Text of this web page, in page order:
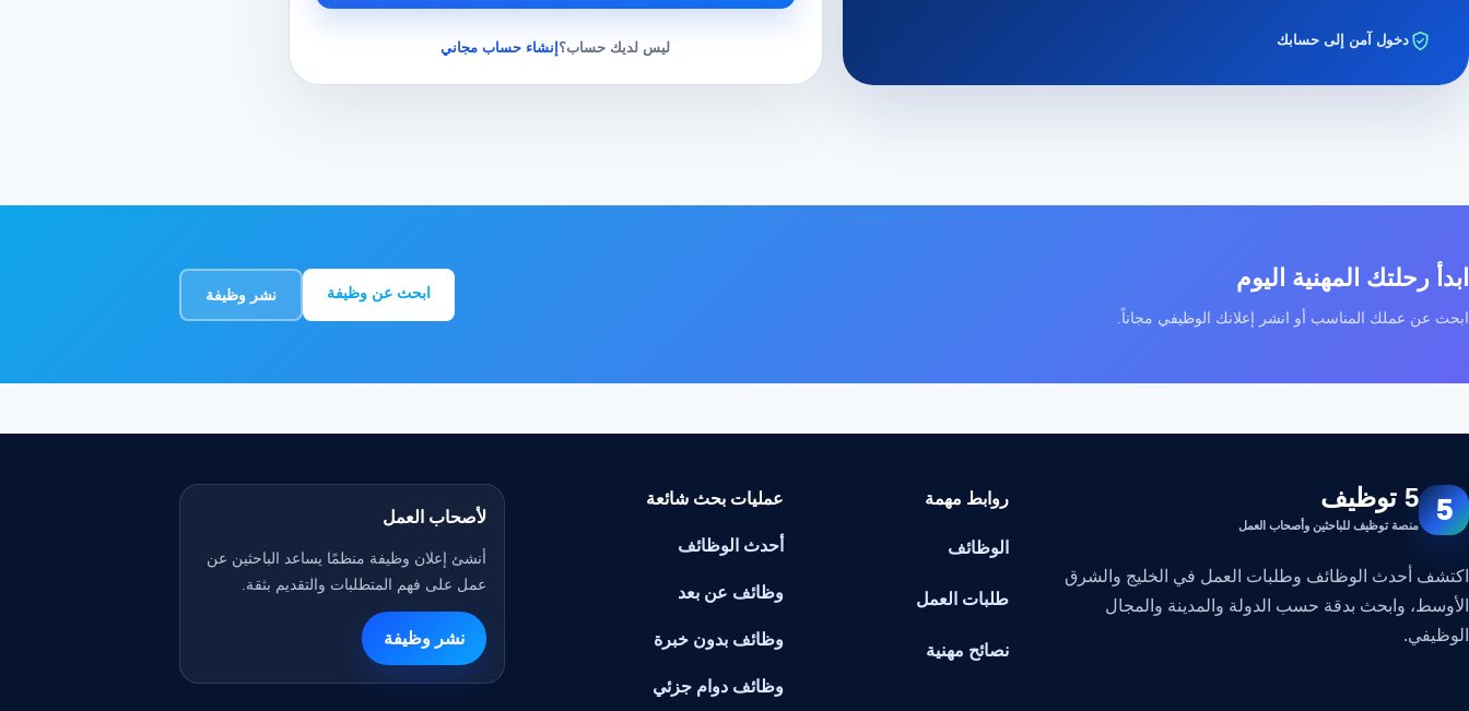
دخول آمن إلى حسابك ليس لديك حساب؟ إنشاء حساب مجاني
ابدأ رحلتك المهنية اليوم
ابحث عن عملك المناسب أو انشر إعلانك الوظيفي مجاناً.
ابحث عن وظيفة نشر وظيفة
5 5 توظيف
منصة توظيف للباحثين وأصحاب العمل
اكتشف أحدث الوظائف وطلبات العمل في الخليج والشرق
الأوسط، وابحث بدقة حسب الدولة والمدينة والمجال
الوظيفي.
روابط مهمة
الوظائف
طلبات العمل
نصائح مهنية
عمليات بحث شائعة
أحدث الوظائف
وظائف عن بعد
وظائف بدون خبرة
وظائف دوام جزئي
لأصحاب العمل
أنشئ إعلان وظيفة منظمًا يساعد الباحثين عن
عمل على فهم المتطلبات والتقديم بثقة.
نشر وظيفة